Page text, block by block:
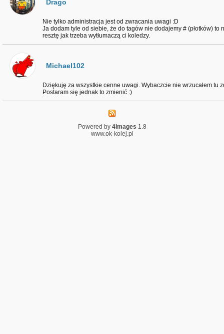
Drago
Nie tylko administracja jest od zwracania uwagi :D
Ja dodam tyle od siebie, że do tagów nie dodajemy # (płotków) to
resztę jak trzeba wytłumaczą ci koledzy.
Michael102
Dziękuję za wszystkie cenne uwagi. Wybaczcie nie wrzucałem tu
Postaram się jednak to zmienić :)
Powered by 4images 1.8
www.ok-kolej.pl